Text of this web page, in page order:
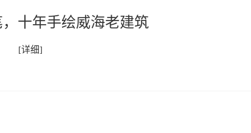
十年手绘威海老建筑
[详细]